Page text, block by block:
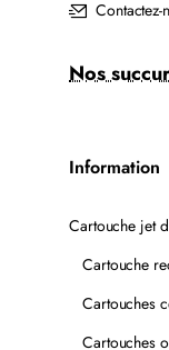
Contactez-
Nos
Information